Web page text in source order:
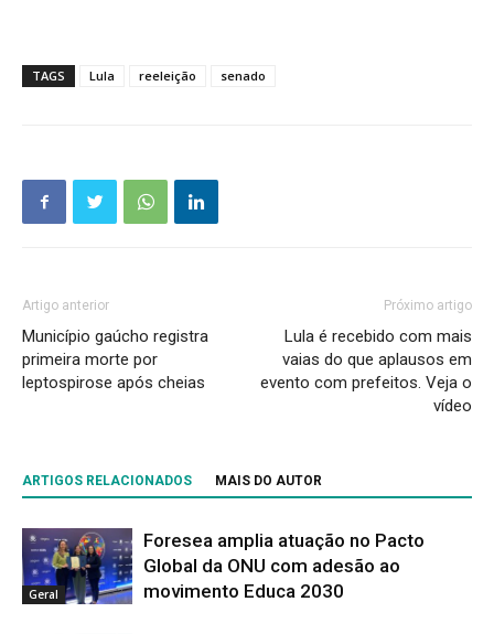
TAGS Lula reeleição senado
Artigo anterior
Município gaúcho registra
primeira morte por
leptospirose após cheias
Próximo artigo
Lula é recebido com mais
vaias do que aplausos em
evento com prefeitos. Veja o
vídeo
ARTIGOS RELACIONADOS MAIS DO AUTOR
Geral
Foresea amplia atuação no Pacto
Global da ONU com adesão ao
movimento Educa 2030